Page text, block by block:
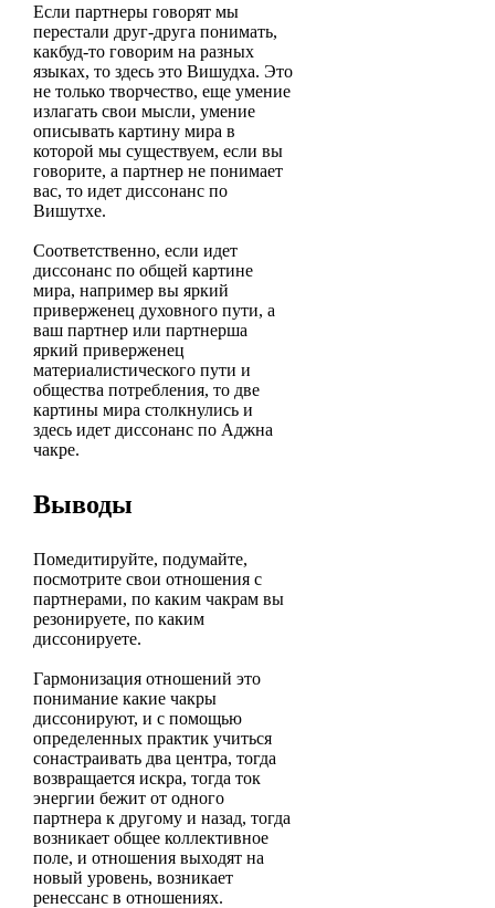
Если партнеры говорят мы
перестали друг-друга понимать,
какбуд-то говорим на разных
языках, то здесь это Вишудха. Это
не только творчество, еще умение
излагать свои мысли, умение
описывать картину мира в
которой мы существуем, если вы
говорите, а партнер не понимает
вас, то идет диссонанс по
Вишутхе.
Соответственно, если идет
диссонанс по общей картине
мира, например вы яркий
приверженец духовного пути, а
ваш партнер или партнерша
яркий приверженец
материалистического пути и
общества потребления, то две
картины мира столкнулись и
здесь идет диссонанс по Аджна
чакре.
Выводы
Помедитируйте, подумайте,
посмотрите свои отношения с
партнерами, по каким чакрам вы
резонируете, по каким
диссонируете.
Гармонизация отношений это
понимание какие чакры
диссонируют, и с помощью
определенных практик учиться
сонастраивать два центра, тогда
возвращается искра, тогда ток
энергии бежит от одного
партнера к другому и назад, тогда
возникает общее коллективное
поле, и отношения выходят на
новый уровень, возникает
ренессанс в отношениях.